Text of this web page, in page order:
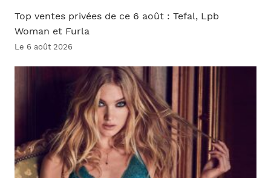
Top ventes privées de ce 6 août : Tefal, Lpb
Woman et Furla
Le 6 août 2026